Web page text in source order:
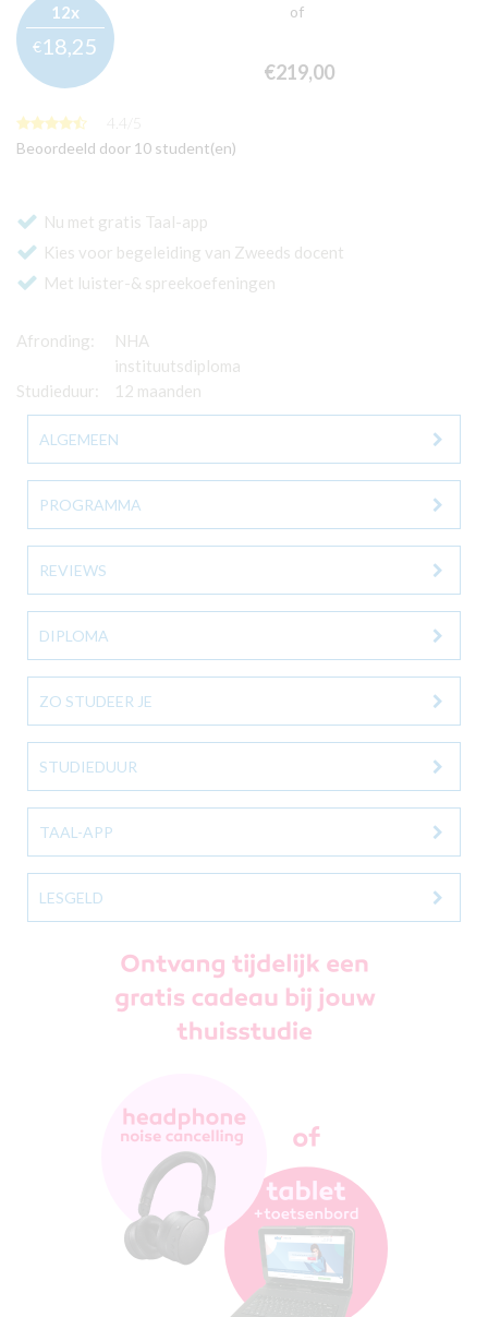
12x
€18, 25
of
€219,00
4.4
Beoordeeld door 10 student(en)
Nu met gratis Taal-app
Kies voor begeleiding van Zweeds docent
Met luister-& spreekoefeningen
Afronding:
NHA
instituutsdiploma
Studieduur:
12 maanden
ALGEMEEN
PROGRAMMA
REVIEWS
DIPLOMA
ZO STUDEER JE
STUDIEDUUR
TAAL-APP
LESGELD